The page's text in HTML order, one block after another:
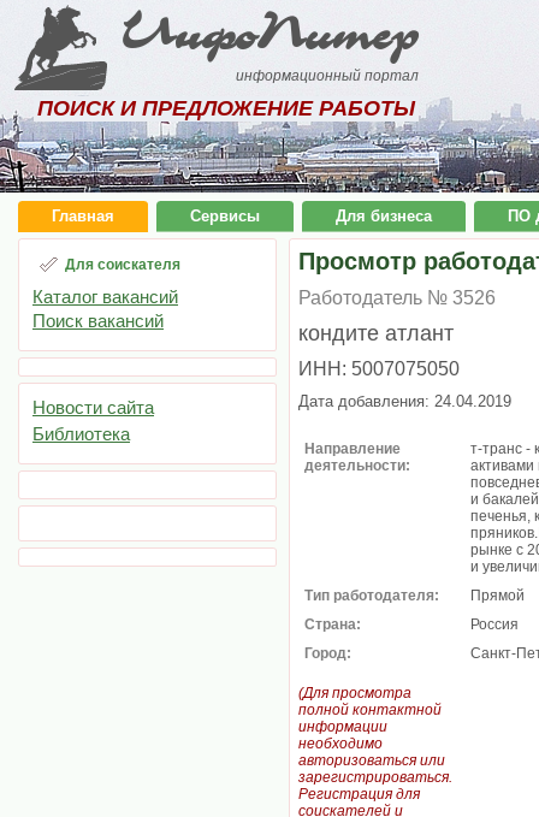
ИнфоПитер
информационный портал
ПОИСК И ПРЕДЛОЖЕНИЕ РАБОТЫ
Главная Сервисы Для бизнеса ПО
Для соискателя
Каталог вакансий
Поиск вакансий
Новости сайта
Библиотека
Просмотр
Работодатель № 3526
кондите атлант
ИНН: 5007075050
Дата добавления: 24.04.2019
Направление
деятельности:
т-транс
активами
и
печенья,
рынке с
и
Тип работодателя:
Прямой
Страна:
Россия
Город:
Санкт-
(Для просмотра
полной контактной
информации
необходимо
авторизоваться или
зарегистрироваться.
Регистрация для
соискателей и